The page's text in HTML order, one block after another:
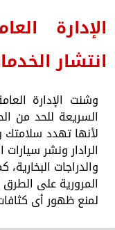
الإدارة
انتشار
وشنت اﻹدارة
السريعة للحد من
لأنها تهدد
الرادار ونشر سيارات
والدراجات
المرورية على الطرق
لمنع ظهور أى